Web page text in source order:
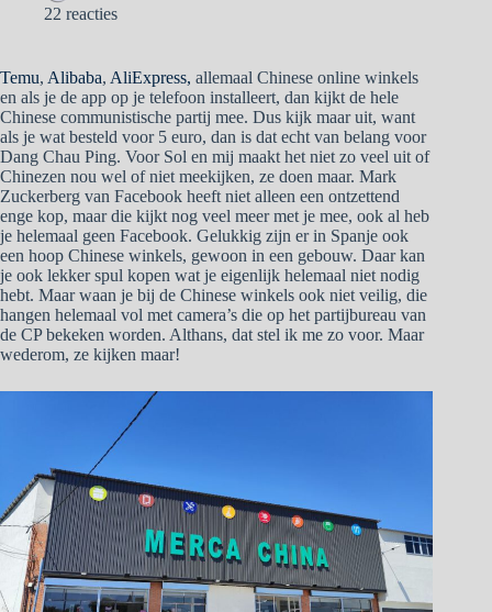
22 reacties
Temu, Alibaba, AliExpress, allemaal Chinese online winkels
en als je de app op je telefoon installeert, dan kijkt de hele
Chinese communistische partij mee. Dus kijk maar uit, want
als je wat besteld voor 5 euro, dan is dat echt van belang voor
Dang Chau Ping. Voor Sol en mij maakt het niet zo veel uit of
Chinezen nou wel of niet meekijken, ze doen maar. Mark
Zuckerberg van Facebook heeft niet alleen een ontzettend
enge kop, maar die kijkt nog veel meer met je mee, ook al heb
je helemaal geen Facebook. Gelukkig zijn er in Spanje ook
een hoop Chinese winkels, gewoon in een gebouw. Daar kan
je ook lekker spul kopen wat je eigenlijk helemaal niet nodig
hebt. Maar waan je bij de Chinese winkels ook niet veilig, die
hangen helemaal vol met camera’s die op het partijbureau van
de CP bekeken worden. Althans, dat stel ik me zo voor. Maar
wederom, ze kijken maar!